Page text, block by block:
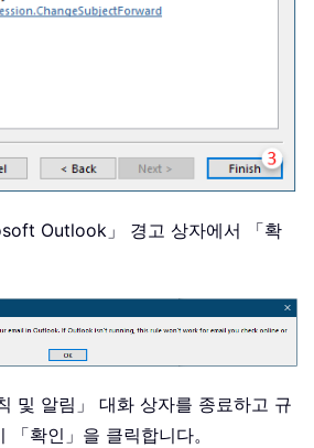
Outlook」 경고 상자에서 「확
및 알림」 대화 상자를 종료하고 규
확인」을 클릭합니다。